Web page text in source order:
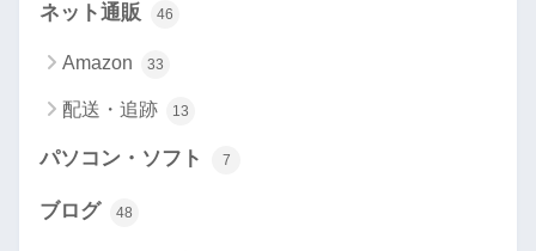
ネット通販 46
Amazon 33
配送・追跡 13
パソコン・ソフト 7
ブログ 48